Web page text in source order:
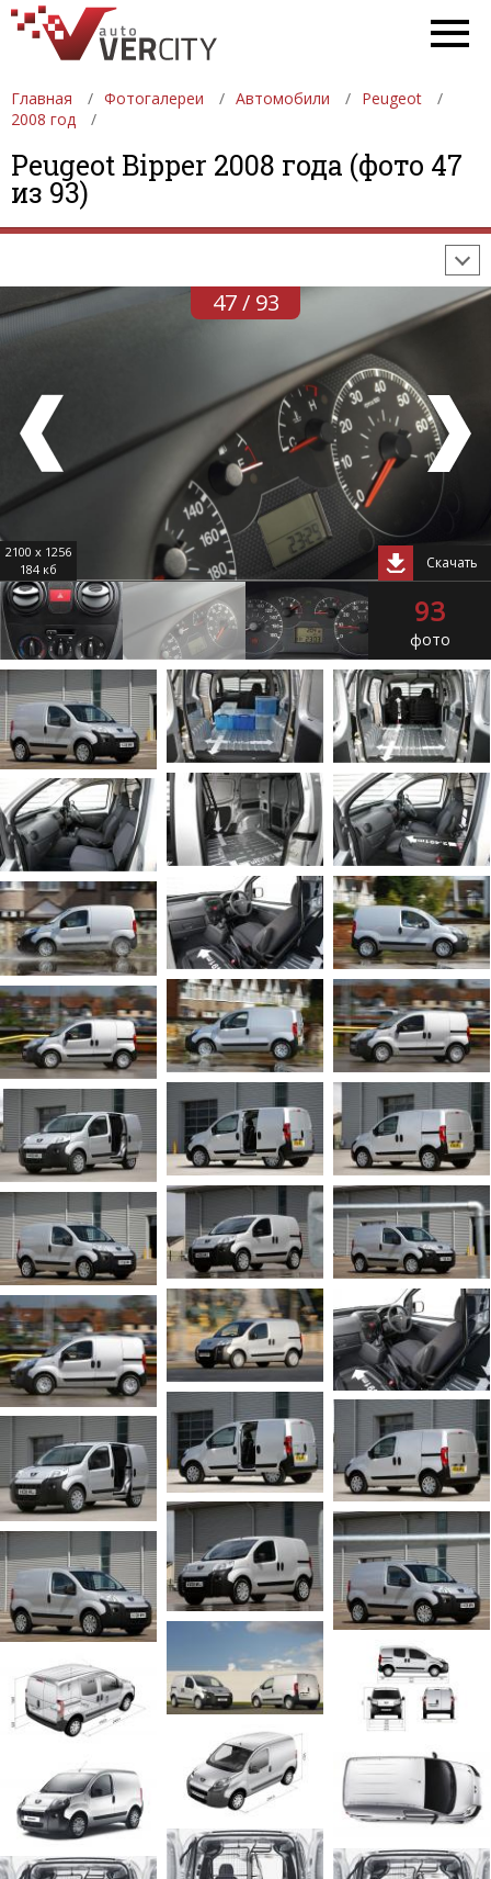
Главная Фотогалереи Автомобили
Peugeot
2008 год
Peugeot Bipper 2008 года (фото 47
из 93)
ФОТОГАЛЕРЕИ АВТОМОБИЛИ
ДЕВУШКИ
АВТОСАЛОНЫ
47 / 93
2100 x 1256
184 кб
Скачать
93
фото